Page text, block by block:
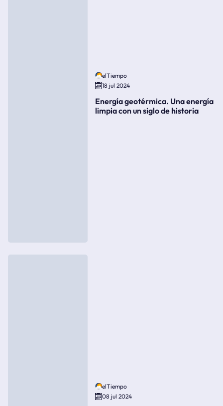
elTiempo
18 jul 2024
Energía geotérmica. Una energía
limpia con un siglo de historia
elTiempo
08 jul 2024